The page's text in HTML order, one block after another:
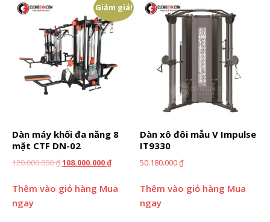
Giảm giá!
Dàn máy khối đa năng 8
mặt CTF DN-02
120.000.000₫108.000.000₫
Thêm vào giỏ hàng Mua
ngay
Dàn xô đôi mẫu V Impulse
IT9330
50.180.000₫
Thêm vào giỏ hàng Mua
ngay